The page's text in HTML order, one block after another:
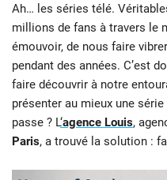
Ah… les séries télé.
millions de fans à travers le
émouvoir, de nous faire
pendant des années. C’est
faire découvrir à notre
présenter au mieux une
passe ? L‘agence Louis,
Paris, a trouvé la solution :